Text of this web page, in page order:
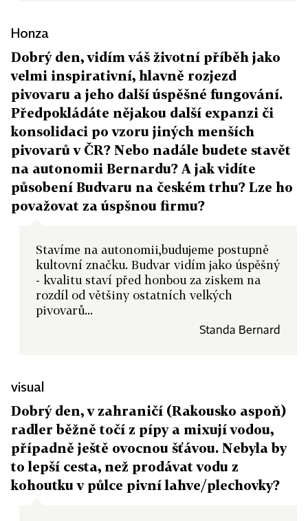
Honza
Dobrý den, vidím váš životní příběh jako
velmi inspirativní, hlavně rozjezd
pivovaru a jeho další úspěšné fungování.
Předpokládáte nějakou další expanzi či
konsolidaci po vzoru jiných menších
pivovarů v ČR? Nebo nadále budete stavět
na autonomii Bernardu? A jak vidíte
působení Budvaru na českém trhu? Lze ho
považovat za úspšnou firmu?
Stavíme na autonomii,budujeme postupně
kultovní značku. Budvar vidím jako úspěšný
- kvalitu staví před honbou za ziskem na
rozdíl od většiny ostatních velkých
pivovarů...
Standa Bernard
visual
Dobrý den, v zahraničí (Rakousko aspoň)
radler běžně točí z pípy a mixují vodou,
případně ještě ovocnou šťávou. Nebyla by
to lepší cesta, než prodávat vodu z
kohoutku v půlce pivní lahve/plechovky?